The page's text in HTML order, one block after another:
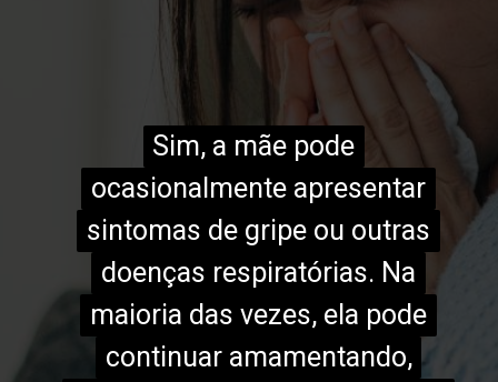
Sim, a mãe pode
ocasionalmente apresentar
sintomas de gripe ou outras
doenças respiratórias. Na
maioria das vezes, ela pode
continuar amamentando,
Sim, a mãe pode
ocasionalmente apresentar
sintomas de gripe ou outras
doenças respiratórias. Na
maioria das vezes, ela pode
continuar amamentando,